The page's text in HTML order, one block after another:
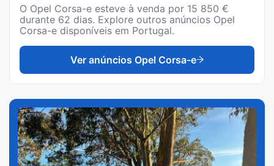
O Opel Corsa-e esteve à venda por 15 850 €
durante 62 dias. Explore outros anúncios Opel
Corsa-e disponíveis em Portugal.
Ver anúncios Opel Corsa-e